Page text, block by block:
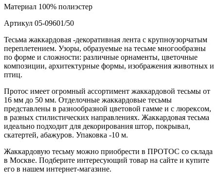
Материал 100% полиэстер
Артикул 05-09601/50
Тесьма жаккардовая -декоративная лента с крупноузорчатым
переплетением. Узоры, образуемые на тесьме многообразны
по форме и сложности: различные орнаменты, цветочные
композиции, архитектурные формы, изображения животных и
птиц.
Протос имеет огромный ассортимент жаккардовой тесьмы от
16 мм до 50 мм. Отделочные жаккардовые тесьмы
представлены в разнообразной цветовой гамме и с люрексом,
в разных стилистических направлениях. Жаккардовая тесьма
идеально подходит для декорирования штор, покрывал,
скатертей, абажуров. Упаковка -10 м.
Жаккардовую тесьму можно приобрести в ПРОТОС со склада
в Москве. Подберите интересующий товар на сайте и купите
его в нашем интернет-магазине.